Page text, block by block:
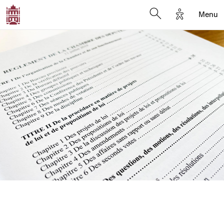
Options
Menu